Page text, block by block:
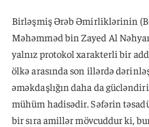
Birləşmiş Ərəb Əmirliklərinin
Məhəmməd bin Zayed Al
yalnız protokol xarakterli bir
ölkə arasında son illərdə
əməkdaşlığın daha da
mühüm hadisədir. Səfərin
bir sıra amillər mövcuddur ki,